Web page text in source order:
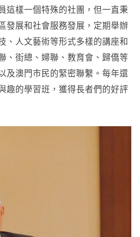
這樣一個特殊的社團，但一直秉
發展和社會服務發展，定期舉辦
、人文藝術等形式多樣的講座和
、街總、婦聯、教育會、歸僑等
及澳門市民的緊密聯繫。每年還
趣的學習班，獲得長者們的好評